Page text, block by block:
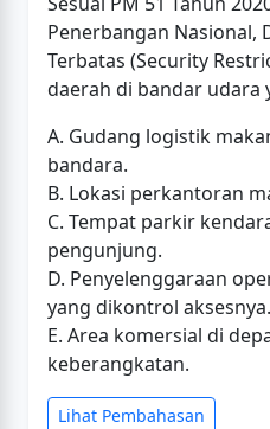
Penerbangan Nasional,
Terbatas (Security
daerah di bandar udara
A. Gudang logistik
bandara.
B. Lokasi perkantoran
C. Tempat parkir
pengunjung.
D. Penyelenggaraan
yang dikontrol aksesnya.
E. Area komersial di
keberangkatan.
Lihat Pembahasan